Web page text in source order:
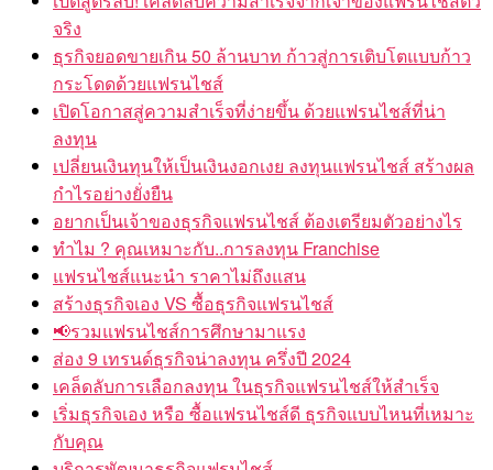
จริง
ธุรกิจยอดขายเกิน 50 ล้านบาท ก้าวสู่การเติบโตแบบก้าว
กระโดดด้วยแฟรนไชส์
เปิดโอกาสสู่ความสำเร็จที่ง่ายขึ้น ด้วยแฟรนไชส์ที่น่า
ลงทุน
เปลี่ยนเงินทุนให้เป็นเงินงอกเงย ลงทุนแฟรนไชส์ สร้างผล
กำไรอย่างยั่งยืน
อยากเป็นเจ้าของธุรกิจแฟรนไชส์ ต้องเตรียมตัวอย่างไร
ทำไม ? คุณเหมาะกับ..การลงทุน Franchise
แฟรนไชส์แนะนำ ราคาไม่ถึงแสน
สร้างธุรกิจเอง VS ซื้อธุรกิจแฟรนไชส์
📢รวมแฟรนไชส์การศึกษามาแรง
ส่อง 9 เทรนด์ธุรกิจน่าลงทุน ครึ่งปี 2024
เคล็ดลับการเลือกลงทุน ในธุรกิจแฟรนไชส์ให้สำเร็จ
เริ่มธุรกิจเอง หรือ ซื้อแฟรนไชส์ดี ธุรกิจแบบไหนที่เหมาะ
กับคุณ